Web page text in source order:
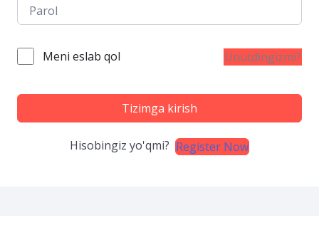
Meni eslab qol Unutdingizmi?
Tizimga kirish
Hisobingiz yo'qmi? Register Now